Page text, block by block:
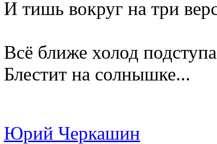
И тишь вокруг на три
Всё ближе холод
Блестит на солнышке...
Юрий Черкашин